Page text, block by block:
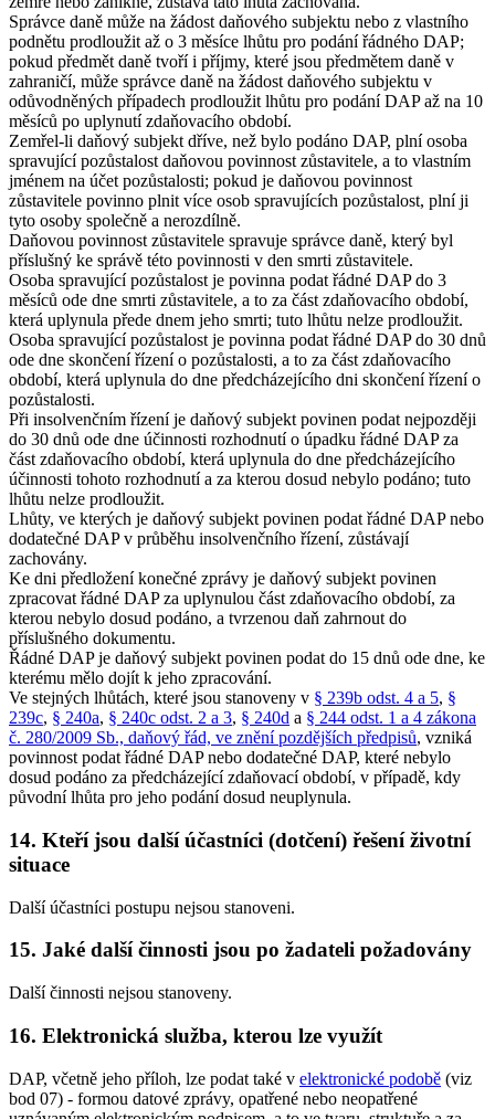
Správce daně může na žádost daňového subjektu nebo z vlastního
podnětu prodloužit až o 3 měsíce lhůtu pro podání řádného DAP;
pokud předmět daně tvoří i příjmy, které jsou předmětem daně v
zahraničí, může správce daně na žádost daňového subjektu v
odůvodněných případech prodloužit lhůtu pro podání DAP až na 10
měsíců po uplynutí zdaňovacího období.
Zemřel-li daňový subjekt dříve, než bylo podáno DAP, plní osoba
spravující pozůstalost daňovou povinnost zůstavitele, a to vlastním
jménem na účet pozůstalosti; pokud je daňovou povinnost
zůstavitele povinno plnit více osob spravujících pozůstalost, plní ji
tyto osoby společně a nerozdílně.
Daňovou povinnost zůstavitele spravuje správce daně, který byl
příslušný ke správě této povinnosti v den smrti zůstavitele.
Osoba spravující pozůstalost je povinna podat řádné DAP do 3
měsíců ode dne smrti zůstavitele, a to za část zdaňovacího období,
která uplynula přede dnem jeho smrti; tuto lhůtu nelze prodloužit.
Osoba spravující pozůstalost je povinna podat řádné DAP do 30 dnů
ode dne skončení řízení o pozůstalosti, a to za část zdaňovacího
období, která uplynula do dne předcházejícího dni skončení řízení o
pozůstalosti.
Při insolvenčním řízení je daňový subjekt povinen podat nejpozději
do 30 dnů ode dne účinnosti rozhodnutí o úpadku řádné DAP za
část zdaňovacího období, která uplynula do dne předcházejícího
účinnosti tohoto rozhodnutí a za kterou dosud nebylo podáno; tuto
lhůtu nelze prodloužit.
Lhůty, ve kterých je daňový subjekt povinen podat řádné DAP nebo
dodatečné DAP v průběhu insolvenčního řízení, zůstávají
zachovány.
Ke dni předložení konečné zprávy je daňový subjekt povinen
zpracovat řádné DAP za uplynulou část zdaňovacího období, za
kterou nebylo dosud podáno, a tvrzenou daň zahrnout do
příslušného dokumentu.
Řádné DAP je daňový subjekt povinen podat do 15 dnů ode dne, ke
kterému mělo dojít k jeho zpracování.
Ve stejných lhůtách, které jsou stanoveny v § 239b odst. 4 a 5, §
239c, § 240a, § 240c odst. 2 a 3, § 240d a § 244 odst. 1 a 4 zákona
č. 280/2009 Sb., daňový řád, ve znění pozdějších předpisů, vzniká
povinnost podat řádné DAP nebo dodatečné DAP, které nebylo
dosud podáno za předcházející zdaňovací období, v případě, kdy
původní lhůta pro jeho podání dosud neuplynula.
14. Kteří jsou další účastníci (dotčení) řešení životní
situace
Další účastníci postupu nejsou stanoveni.
15. Jaké další činnosti jsou po žadateli požadovány
Další činnosti nejsou stanoveny.
16. Elektronická služba, kterou lze využít
DAP, včetně jeho příloh, lze podat také v elektronické podobě (viz
bod 07) - formou datové zprávy, opatřené nebo neopatřené